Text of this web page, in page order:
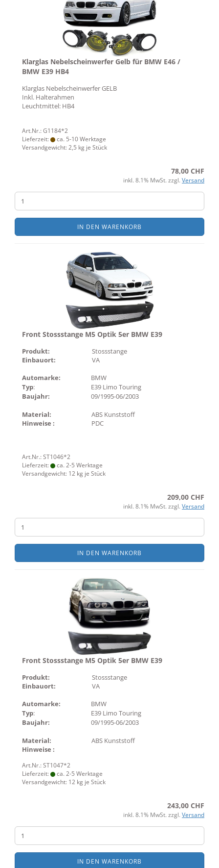
Klarglas Nebelscheinwerfer Gelb für BMW E46 /
BMW E39 HB4
Klarglas Nebelscheinwerfer GELB
Inkl. Halterahmen
Leuchtmittel: HB4
Art.Nr.: G1184*2
Lieferzeit:
ca. 5-10 Werktage
Versandgewicht:2,5 kg je Stück
78,00 CHF
inkl. 8.1% MwSt. zzgl. Versand
IN DEN WARENKORB
Front Stossstange M5 Optik 5er BMW E39
Produkt:
Stossstange
Einbauort:
VA
Automarke:
BMW
Typ:
E39 Limo Touring
Baujahr:
09/1995-06/2003
Material:
ABS Kunststoff
Hinweise :
PDC
Art.Nr.: ST1046*2
Lieferzeit:
ca. 2-5 Werktage
Versandgewicht: 12 kg je Stück
209,00 CHF
inkl. 8.1% MwSt. zzgl. Versand
IN DEN WARENKORB
Front Stossstange M5 Optik 5er BMW E39
Produkt:
Stossstange
Einbauort:
VA
Automarke:
BMW
Typ:
E39 Limo Touring
Baujahr:
09/1995-06/2003
Material:
ABS Kunststoff
Hinweise :
Art.Nr.: ST1047*2
Lieferzeit:
ca. 2-5 Werktage
Versandgewicht: 12 kg je Stück
243,00 CHF
inkl. 8.1% MwSt. zzgl. Versand
IN DEN WARENKORB